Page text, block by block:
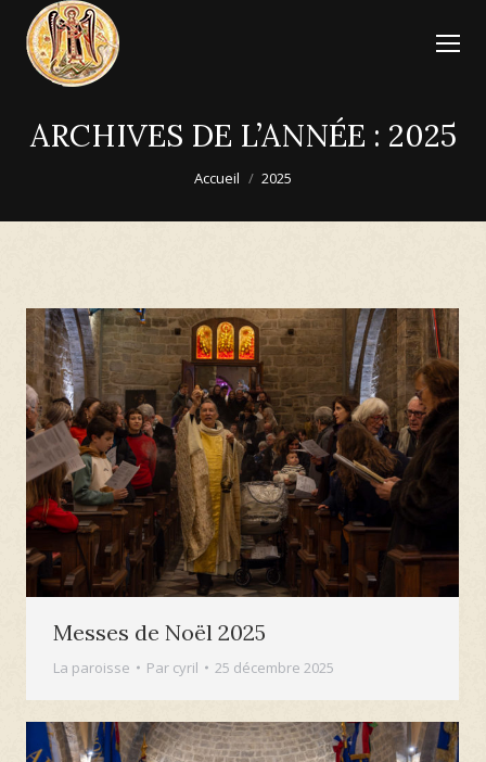
ARCHIVES DE L’ANNÉE : 2025
Accueil 2025
Messes de Noël 2025
La paroisse Par cyril 25 décembre 2025